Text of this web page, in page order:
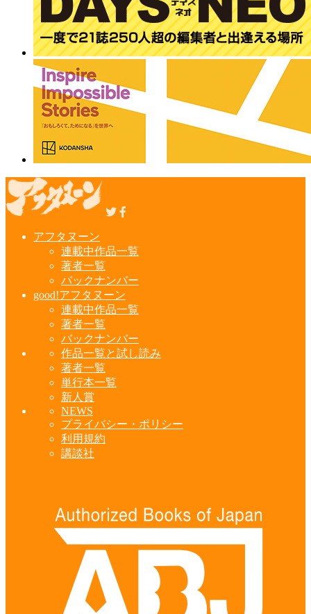
アフタヌーン
連載中作品一覧
著者一覧
バックナンバー
good!アフタヌーン
連載中作品一覧
著者一覧
バックナンバー
作品一覧と試し読み
著者一覧
単行本一覧
新人賞
NEWS
プライバシー・ポリシー
利用規約
講談社